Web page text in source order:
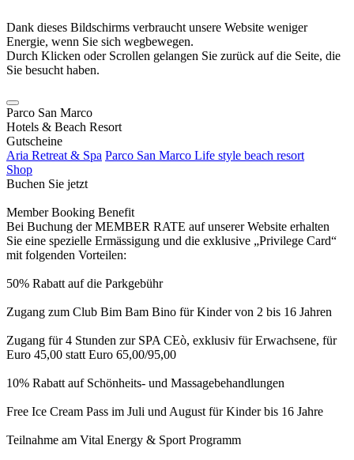
Dank dieses Bildschirms verbraucht unsere Website weniger
Energie, wenn Sie sich wegbewegen.
Durch Klicken oder Scrollen gelangen Sie zurück auf die Seite, die
Sie besucht haben.
Parco San Marco
Hotels & Beach Resort
Gutscheine
Aria Retreat & Spa Parco San Marco Life style beach resort
Shop
Buchen Sie jetzt
Member Booking Benefit
Bei Buchung der MEMBER RATE auf unserer Website erhalten
Sie eine spezielle Ermässigung und die exklusive „Privilege Card“
mit folgenden Vorteilen:
50% Rabatt auf die Parkgebühr
Zugang zum Club Bim Bam Bino für Kinder von 2 bis 16 Jahren
Zugang für 4 Stunden zur SPA CEò, exklusiv für Erwachsene, für
Euro 45,00 statt Euro 65,00/95,00
10% Rabatt auf Schönheits- und Massagebehandlungen
Free Ice Cream Pass im Juli und August für Kinder bis 16 Jahre
Teilnahme am Vital Energy & Sport Programm